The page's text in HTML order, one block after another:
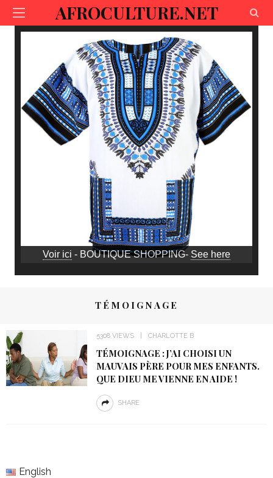
AFROCULTURE.NET
Voir ici - BOUTIQUE SHOPPING- See here
TÉMOIGNAGE
5308 VIEWS CHARLOTTE B
TÉMOIGNAGE : J’AI CHOISI UN
MAUVAIS PÈRE POUR MES ENFANTS.
QUE DIEU ME VIENNE EN AIDE !
SHARE
English